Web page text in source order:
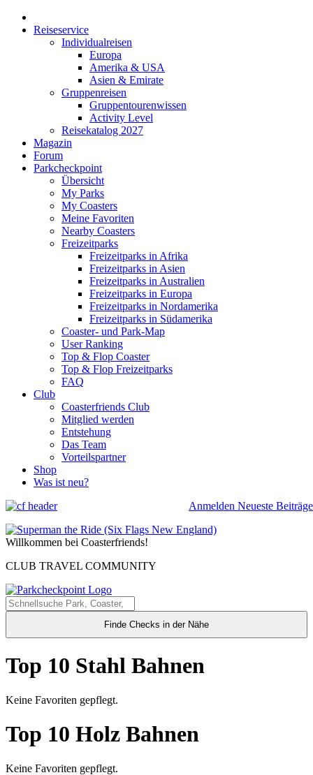
Reiseservice
Individualreisen
Europa
Amerika & USA
Asien & Emirate
Gruppenreisen
Gruppentourenwissen
Activity Level
Reisekatalog 2027
Magazin
Forum
Parkcheckpoint
Übersicht
My Parks
My Coasters
Meine Favoriten
Nearby Coasters
Freizeitparks
Freizeitparks in Afrika
Freizeitparks in Asien
Freizeitparks in Australien
Freizeitparks in Europa
Freizeitparks in Nordamerika
Freizeitparks in Südamerika
Coaster- und Park-Map
User Ranking
Top & Flop Coaster
Top & Flop Freizeitparks
FAQ
Club
Coasterfriends Club
Mitglied werden
Entstehung
Das Team
Vorteilspartner
Shop
Was ist neu?
Anmelden Neueste Beiträge
Willkommen bei Coasterfriends!
CLUB TRAVEL COMMUNITY
Finde Checks in der Nähe
Top 10 Stahl Bahnen
Keine Favoriten gepflegt.
Top 10 Holz Bahnen
Keine Favoriten gepflegt.